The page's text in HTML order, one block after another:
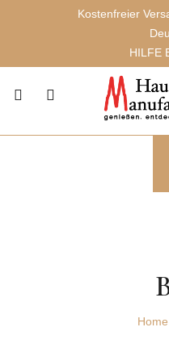
Kostenfreier
HILFE
Home